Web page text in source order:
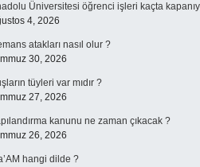
Üniversitesi öğrenci işleri kaçta
4, 2026
atakları nasıl olur ?
30, 2026
tüyleri var mıdır ?
27, 2026
kanunu ne zaman çıkacak ?
26, 2026
hangi dilde ?